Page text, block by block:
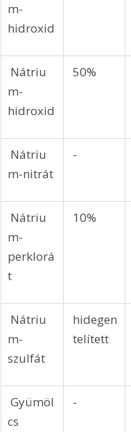
m-
hidroxid
Nátriu
m-
hidroxid
50%
Nátriu
m-nitrát
-
Nátriu
m-
perklorá
t
10%
Nátriu
m-
szulfát
hidegen
telített
Gyümöl
cs
-